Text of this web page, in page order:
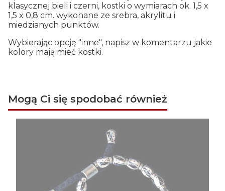
klasycznej bieli i czerni, kostki o wymiarach ok. 1,5 x
1,5 x 0,8 cm. wykonane ze srebra, akrylitu i
miedzianych punktów.
Wybierając opcję "inne", napisz w komentarzu jakie
kolory mają mieć kostki.
Mogą Ci się spodobać również